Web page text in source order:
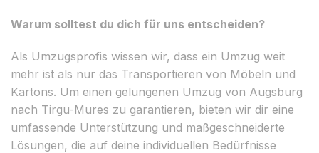
Warum solltest du dich für uns entscheiden?
Als Umzugsprofis wissen wir, dass ein Umzug weit
mehr ist als nur das Transportieren von Möbeln und
Kartons. Um einen gelungenen Umzug von Augsburg
nach Tirgu-Mures zu garantieren, bieten wir dir eine
umfassende Unterstützung und maßgeschneiderte
Lösungen, die auf deine individuellen Bedürfnisse